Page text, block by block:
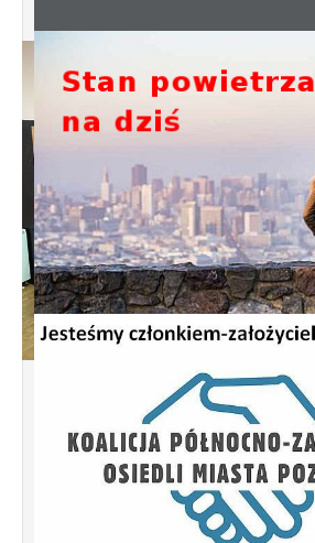
Spotkanie informacyjne w
budowy ulic Łebska,
Kociewska, Żukowska